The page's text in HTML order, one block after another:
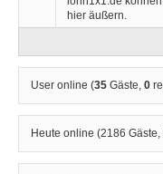
hier äußern.
User online (35 Gäste,0
Heute online (2186 Gäste,